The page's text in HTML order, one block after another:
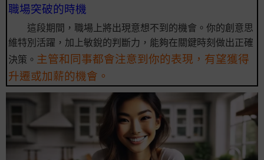
職場突破的時機
這段期間，職場上將出現意想不到的機會。你的創意思
維特別活躍，加上敏銳的判斷力，能夠在關鍵時刻做出正確
決策。 主管和同事都會注意到你的表現，有望獲得
升遷或加薪的機會。